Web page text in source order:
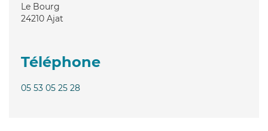
Le Bourg
24210 Ajat
Téléphone
05 53 05 25 28